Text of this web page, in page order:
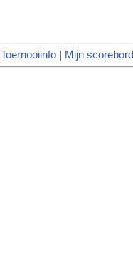
Toernooiinfo| Mijn scorebord